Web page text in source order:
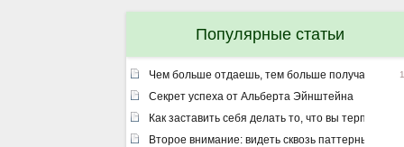
Популярные статьи
Чем больше отдаешь, тем больше получаешь
Секрет успеха от Альберта Эйнштейна
Как заставить себя делать то, что вы терпеть
Второе внимание: видеть сквозь паттерны